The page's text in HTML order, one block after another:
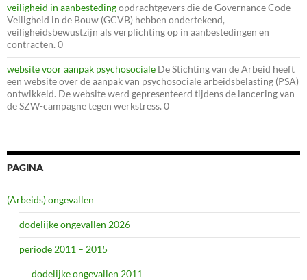
veiligheid in aanbestedingopdrachtgevers die de Governance Code
Veiligheid in de Bouw (GCVB) hebben ondertekend,
veiligheidsbewustzijn als verplichting op in aanbestedingen en
contracten. 0
website voor aanpak psychosociale De Stichting van de Arbeid heeft
een website over de aanpak van psychosociale arbeidsbelasting (PSA)
ontwikkeld. De website werd gepresenteerd tijdens de lancering van
de SZW-campagne tegen werkstress. 0
PAGINA
(Arbeids) ongevallen
dodelijke ongevallen 2026
periode 2011 – 2015
dodelijke ongevallen 2011